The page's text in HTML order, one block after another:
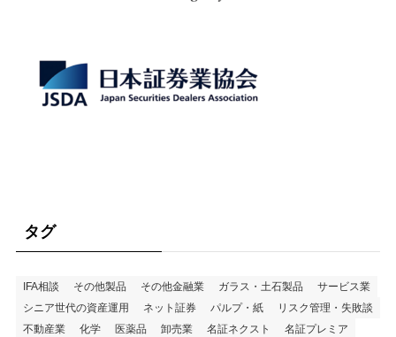
タグ
IFA相談 その他製品 その他金融業 ガラス・土石製品
サービス業
シニア世代の資産運用
ネット証券 パルプ・紙
リスク管理・失敗談
不動産業
化学 医薬品 卸売業 名証ネクスト
名証プレミア